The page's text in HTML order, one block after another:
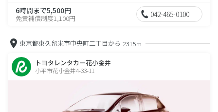
6時間まで5,500円
免責補償制度1,100円 042-465-0100
東京都東久留米市中央町二丁目から 2315m
トヨタレンタカー花小金井
小平市花小金井4-33-11